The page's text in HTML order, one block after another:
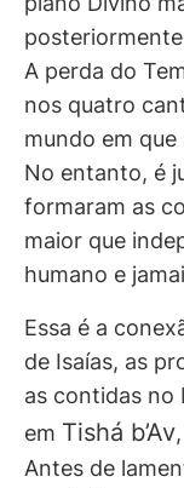
A perda do
nos quatro
mundo em que
No entanto, é
formaram as
maior que
humano e
Essa é a
de Isaías, as
as contidas no
em Tishá b’Av
Antes de